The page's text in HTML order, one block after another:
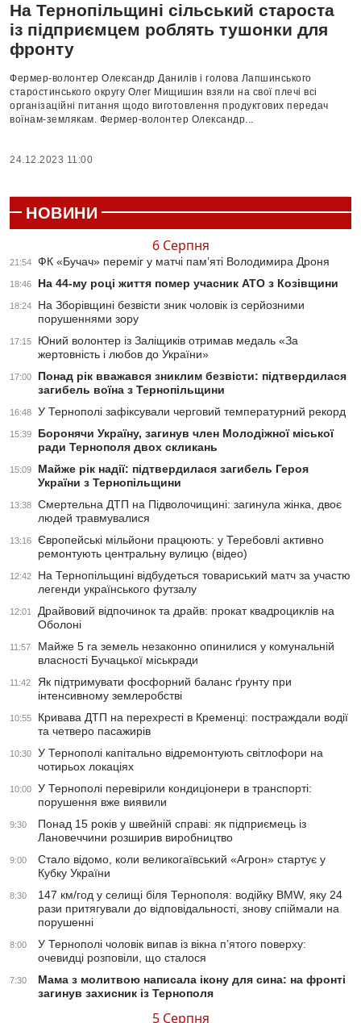
На Тернопільщині сільський староста
із підприємцем роблять тушонки для
фронту
Фермер-волонтер Олександр Данилів і голова Лапшинського
старостинського округу Олег Мищишин взяли на свої плечі всі
організаційні питання щодо виготовлення продуктових передач
воїнам-землякам. Фермер-волонтер Олександр...
24.12.2023 11:00
НОВИНИ
6 Серпня
21:54 ФК «Бучач» переміг у матчі пам’яті Володимира Дроня
18:46 На 44-му році життя помер учасник АТО з Козівщини
18:24
На Зборівщині безвісти зник чоловік із серйозними
порушеннями зору
17:15
Юний волонтер із Заліщиків отримав медаль «За
жертовність і любов до України»
17:00
Понад рік вважався зниклим безвісти: підтвердилася
загибель воїна з Тернопільщини
16:48 У Тернополі зафіксували черговий температурний рекорд
15:39
Боронячи Україну, загинув член Молодіжної міської
ради Тернополя двох скликань
15:09
Майже рік надії: підтвердилася загибель Героя
України з Тернопільщини
13:38
Смертельна ДТП на Підволочищині: загинула жінка, двоє
людей травмувалися
13:16
Європейські мільйони працюють: у Теребовлі активно
ремонтують центральну вулицю (відео)
12:42
На Тернопільщині відбудеться товариський матч за участю
легенди українського футзалу
12:01
Драйвовий відпочинок та драйв: прокат квадроциклів на
Оболоні
11:57
Майже 5 га земель незаконно опинилися у комунальній
власності Бучацької міськради
11:42
Як підтримувати фосфорний баланс ґрунту при
інтенсивному землеробстві
10:55
Кривава ДТП на перехресті в Кременці: постраждали водії
та четверо пасажирів
10:30
У Тернополі капітально відремонтують світлофори на
чотирьох локаціях
10:00
У Тернополі перевірили кондиціонери в транспорті:
порушення вже виявили
9:30
Понад 15 років у швейній справі: як підприємець із
Лановеччини розширив виробництво
9:00
Стало відомо, коли великогаївський «Агрон» стартує у
Кубку України
8:30
147 км/год у селищі біля Тернополя: водійку BMW, яку 24
рази притягували до відповідальності, знову спіймали на
порушенні
8:00
У Тернополі чоловік випав із вікна п’ятого поверху:
очевидці розповіли, що сталося
7:30
Мама з молитвою написала ікону для сина: на фронті
загинув захисник із Тернополя
5 Серпня